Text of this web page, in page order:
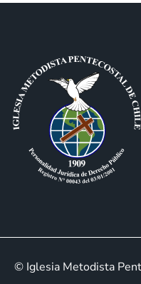
© Iglesia Metodista